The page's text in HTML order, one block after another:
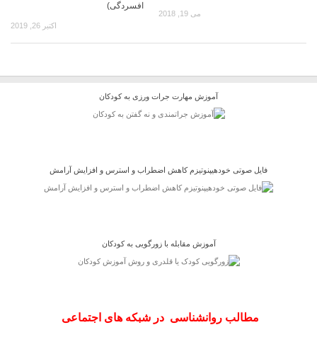
افسردگی)
اکتبر 26, 2019
می 19, 2018
آموزش مقابله با زورگویی به کودکان
فایل صوتی خودهیپنوتیزم کاهش اضطراب و استرس و افزایش آرامش
آموزش مهارت جرات ورزی به کودکان
مطالب روانشناسی در شبکه های اجتماعی